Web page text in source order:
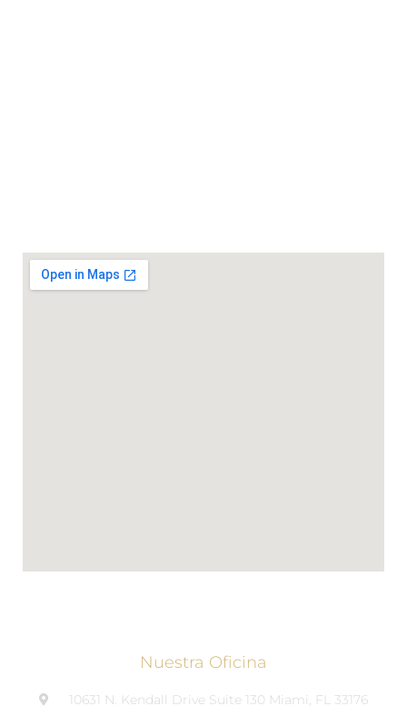
Nuestra Oficina
10631 N. Kendall Drive Suite 130 Miami, FL 33176